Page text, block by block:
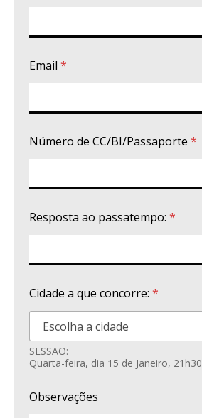
Email *
Número de CC/BI/Passaporte *
Resposta ao passatempo: *
Cidade a que concorre: *
SESSÃO:
Quarta-feira, dia 15 de Janeiro, 21h30
Observações